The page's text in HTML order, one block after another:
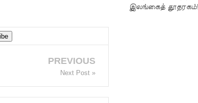
PREVIOUS
Next Post »
இலங்கைத் தூதரகம்!